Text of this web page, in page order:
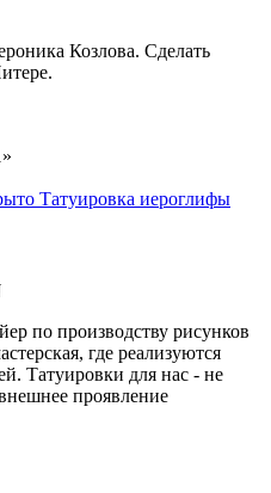
Козлова. Сделать
Татуировка иероглифы
по производству рисунков
где реализуются
Татуировки для нас - не
проявление